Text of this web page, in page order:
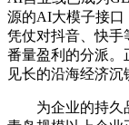
源的AI大模子接口
凭仗对抖音、快手
番量盈利的分派。
见长的沿海经济沉
为企业的持久品